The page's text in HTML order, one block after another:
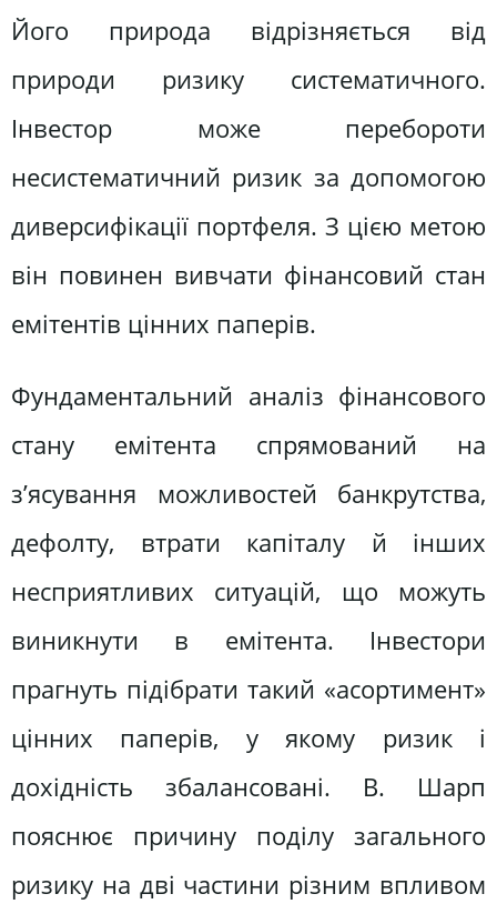
Його природа відрізняється від
природи ризику систематичного.
Інвестор може перебороти
несистематичний ризик за допомогою
диверсифікації портфеля. З цією метою
він повинен вивчати фінансовий стан
емітентів цінних паперів.
Фундаментальний аналіз фінансового
стану емітента спрямований на
з’ясування можливостей банкрутства,
дефолту, втрати капіталу й інших
несприятливих ситуацій, що можуть
виникнути в емітента. Інвестори
прагнуть підібрати такий «асортимент»
цінних паперів, у якому ризик і
дохідність збалансовані. В. Шарп
пояснює причину поділу загального
ризику на дві частини різним впливом